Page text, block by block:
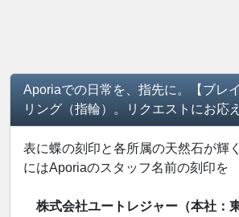
Aporiaでの日常を、指先に。【ブレ
リング（指輪）。リクエストにお応
表に蝶の刻印と各所属の天然石が輝
にはAporiaのスタッフ名前の刻印を
株式会社ユートレジャー（本社：